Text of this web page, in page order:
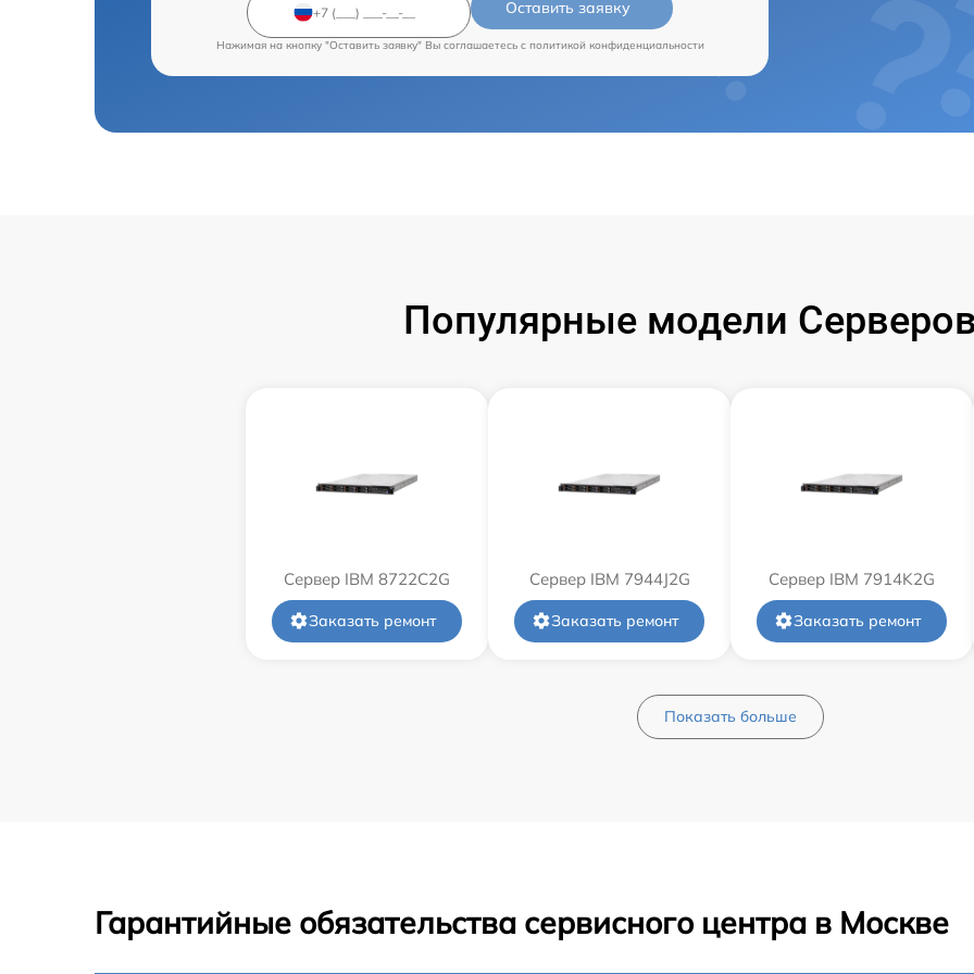
Оставить заявку
Нажимая на кнопку "Оставить заявку" Вы соглашаетесь c политикой конфиденциальности
Популярные модели
Сервер IBM 8722C2G
Заказать ремонт
Сервер IBM 7944J2G
Заказать ремонт
Сервер IBM 7914K2G
Заказать ремонт
Показать больше
Гарантийные обязательства сервисного центра в Москве